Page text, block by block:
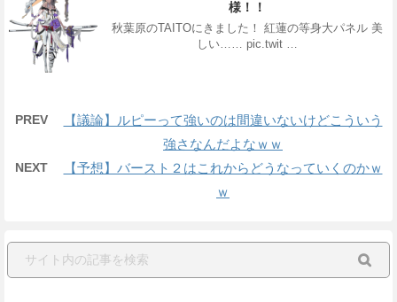
様！！
秋葉原のTAITOにきました！ 紅蓮の等身大パネル 美
しい…… pic.twit …
PREV
【議論】ルピーって強いのは間違いないけどこういう
強さなんだよなｗｗ
NEXT
【予想】バースト２はこれからどうなっていくのかｗ
ｗ